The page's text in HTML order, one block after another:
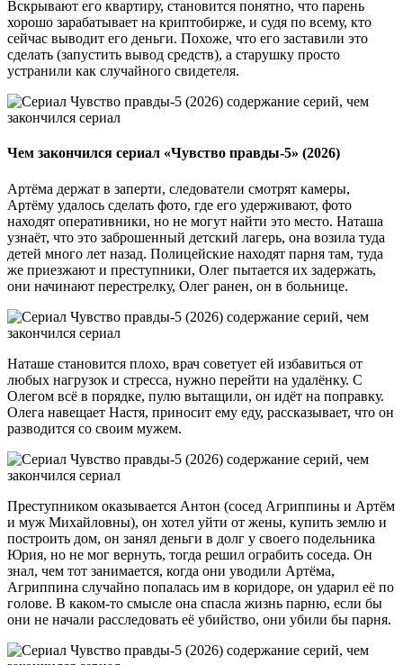
Вскрывают его квартиру, становится понятно, что парень
хорошо зарабатывает на криптобирже, и судя по всему, кто
сейчас выводит его деньги. Похоже, что его заставили это
сделать (запустить вывод средств), а старушку просто
устранили как случайного свидетеля.
Чем закончился сериал «Чувство правды-5» (2026)
Артёма держат в заперти, следователи смотрят камеры,
Артёму удалось сделать фото, где его удерживают, фото
находят оперативники, но не могут найти это место. Наташа
узнаёт, что это заброшенный детский лагерь, она возила туда
детей много лет назад. Полицейские находят парня там, туда
же приезжают и преступники, Олег пытается их задержать,
они начинают перестрелку, Олег ранен, он в больнице.
Наташе становится плохо, врач советует ей избавиться от
любых нагрузок и стресса, нужно перейти на удалёнку. С
Олегом всё в порядке, пулю вытащили, он идёт на поправку.
Олега навещает Настя, приносит ему еду, рассказывает, что он
разводится со своим мужем.
Преступником оказывается Антон (сосед Агриппины и Артём
и муж Михайловны), он хотел уйти от жены, купить землю и
построить дом, он занял деньги в долг у своего подельника
Юрия, но не мог вернуть, тогда решил ограбить соседа. Он
знал, чем тот занимается, когда они уводили Артёма,
Агриппина случайно попалась им в коридоре, он ударил её по
голове. В каком-то смысле она спасла жизнь парню, если бы
они не начали расследовать её убийство, они убили бы парня.